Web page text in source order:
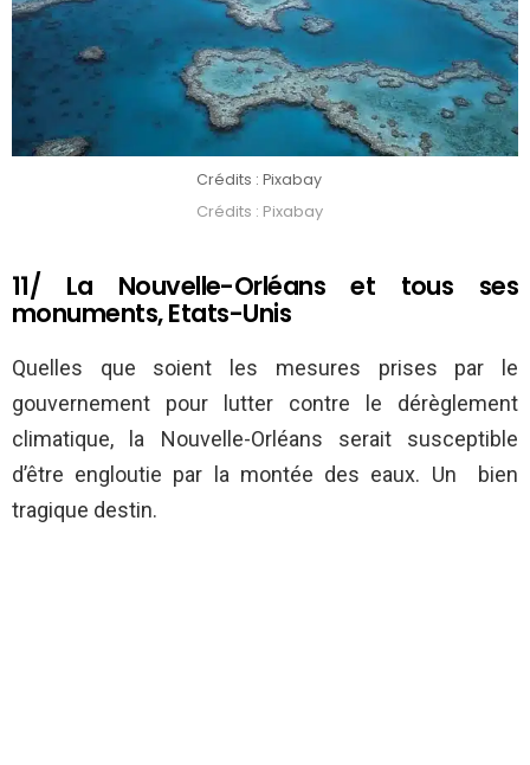
Crédits : Pixabay
Crédits : Pixabay
11/ La Nouvelle-Orléans et tous ses
monuments, Etats-Unis
Quelles que soient les mesures prises par le
gouvernement pour lutter contre le dérèglement
climatique, la Nouvelle-Orléans serait susceptible
d’être engloutie par la montée des eaux. Un bien
tragique destin.